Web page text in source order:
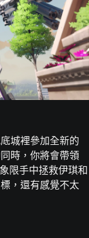
城裡參加全新的
時，你將會帶領
限手中拯救伊琪和
，還有感覺不太